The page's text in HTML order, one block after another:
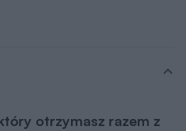
otrzymasz razem z